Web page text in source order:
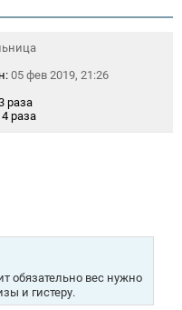
05 фев 2019, 21:26
раза
4 раза
обязательно вес нужно
и гистеру.